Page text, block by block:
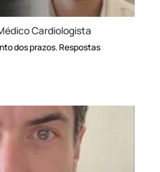
Cardiologista
dos prazos. Respostas